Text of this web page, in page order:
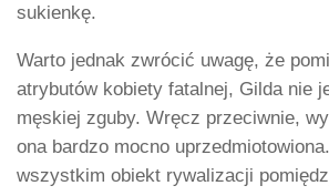
sukienkę.
Warto jednak zwrócić uwagę, że
atrybutów kobiety fatalnej, Gilda nie
męskiej zguby. Wręcz przeciwnie,
ona bardzo mocno
wszystkim obiekt rywalizacji